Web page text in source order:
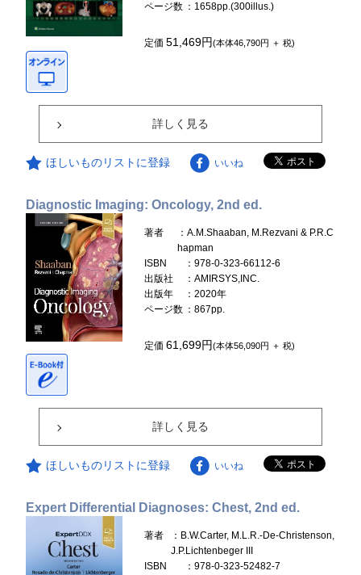
ページ数 ：1658pp.(300illus.)
定価51,469円(本体46,790円 ＋ 税)
詳しく見る
ほしいものリストに登録 いいね
Diagnostic Imaging: Oncology, 2nd ed.
著者
：A.M.Shaaban, M.Rezvani & P.R.C
hapman
ISBN
：978-0-323-66112-6
出版社
：AMIRSYS,INC.
出版年
：2020年
ページ数 ：867pp.
定価61,699円(本体56,090円 ＋ 税)
詳しく見る
ほしいものリストに登録 いいね
Expert Differential Diagnoses: Chest, 2nd ed.
著者
：B.W.Carter, M.L.R.-De-Christenson,
J.P.Lichtenbeger III
ISBN
：978-0-323-52482-7